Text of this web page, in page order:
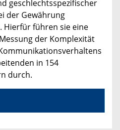
geschlechtsspezifischer
der Gewährung
Hierfür führen sie eine
der Komplexität
in 154
durch.